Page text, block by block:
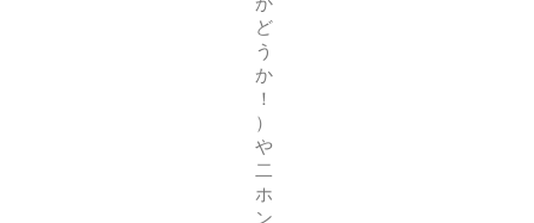
ど
う
か
！
）
や
二
ホ
ン